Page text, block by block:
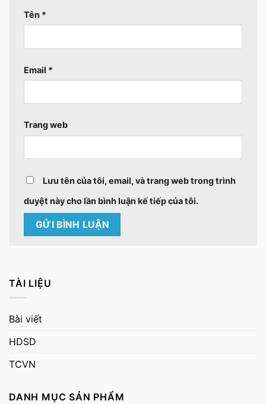
TÀI LIỆU
Bài viết
HDSD
TCVN
DANH MỤC SẢN PHẨM
Tên *
Email *
Trang web
Lưu tên của tôi, email, và trang web trong trình
duyệt này cho lần bình luận kế tiếp của tôi.